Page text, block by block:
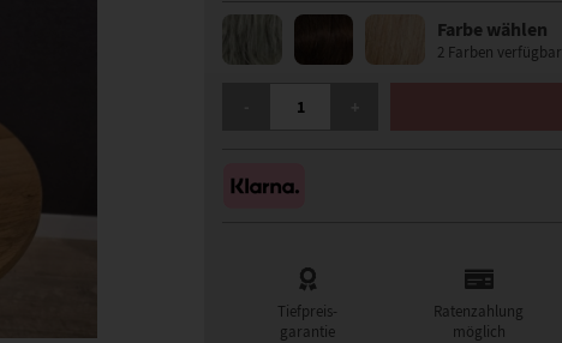
Farbe wählen
2 Farben verfügbar
Tiefpreis-
garantie
Ratenzahlung
möglich